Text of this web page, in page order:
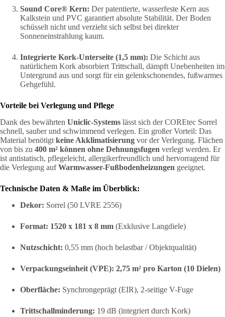
Sound Core® Kern: Der patentierte, wasserfeste Kern aus
Kalkstein und PVC garantiert absolute Stabilität. Der Boden
schüsselt nicht und verzieht sich selbst bei direkter
Sonneneinstrahlung kaum.
Integrierte Kork-Unterseite (1,5 mm): Die Schicht aus
natürlichem Kork absorbiert Trittschall, dämpft Unebenheiten im
Untergrund aus und sorgt für ein gelenkschonendes, fußwarmes
Gehgefühl.
Vorteile bei Verlegung und Pflege
Dank des bewährten Uniclic-Systems lässt sich der COREtec Sorrel
schnell, sauber und schwimmend verlegen. Ein großer Vorteil: Das
Material benötigt keine Akklimatisierung vor der Verlegung. Flächen
von bis zu 400 m² können ohne Dehnungsfugen verlegt werden. Er
ist antistatisch, pflegeleicht, allergikerfreundlich und hervorragend für
die Verlegung aufWarmwasser-Fußbodenheizungen geeignet.
Technische Daten & Maße im Überblick:
Dekor: Sorrel (50 LVRE 2556)
Format: 1520 x 181 x 8 mm (Exklusive Langdiele)
Nutzschicht: 0,55 mm (hoch belastbar / Objektqualität)
Verpackungseinheit (VPE): 2,75 m² pro Karton (10 Dielen)
Oberfläche: Synchrongeprägt (EIR), 2-seitige V-Fuge
Trittschallminderung: 19 dB (integriert durch Kork)